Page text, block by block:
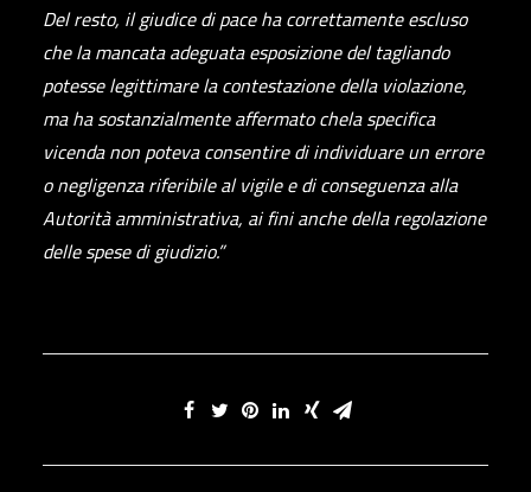
Del resto, il giudice di pace ha correttamente escluso
che la mancata adeguata esposizione del tagliando
potesse legittimare la contestazione della violazione,
ma ha sostanzialmente affermato chela specifica
vicenda non poteva consentire di individuare un errore
o negligenza riferibile al vigile e di conseguenza alla
Autorità amministrativa, ai fini anche della regolazione
delle spese di giudizio.”